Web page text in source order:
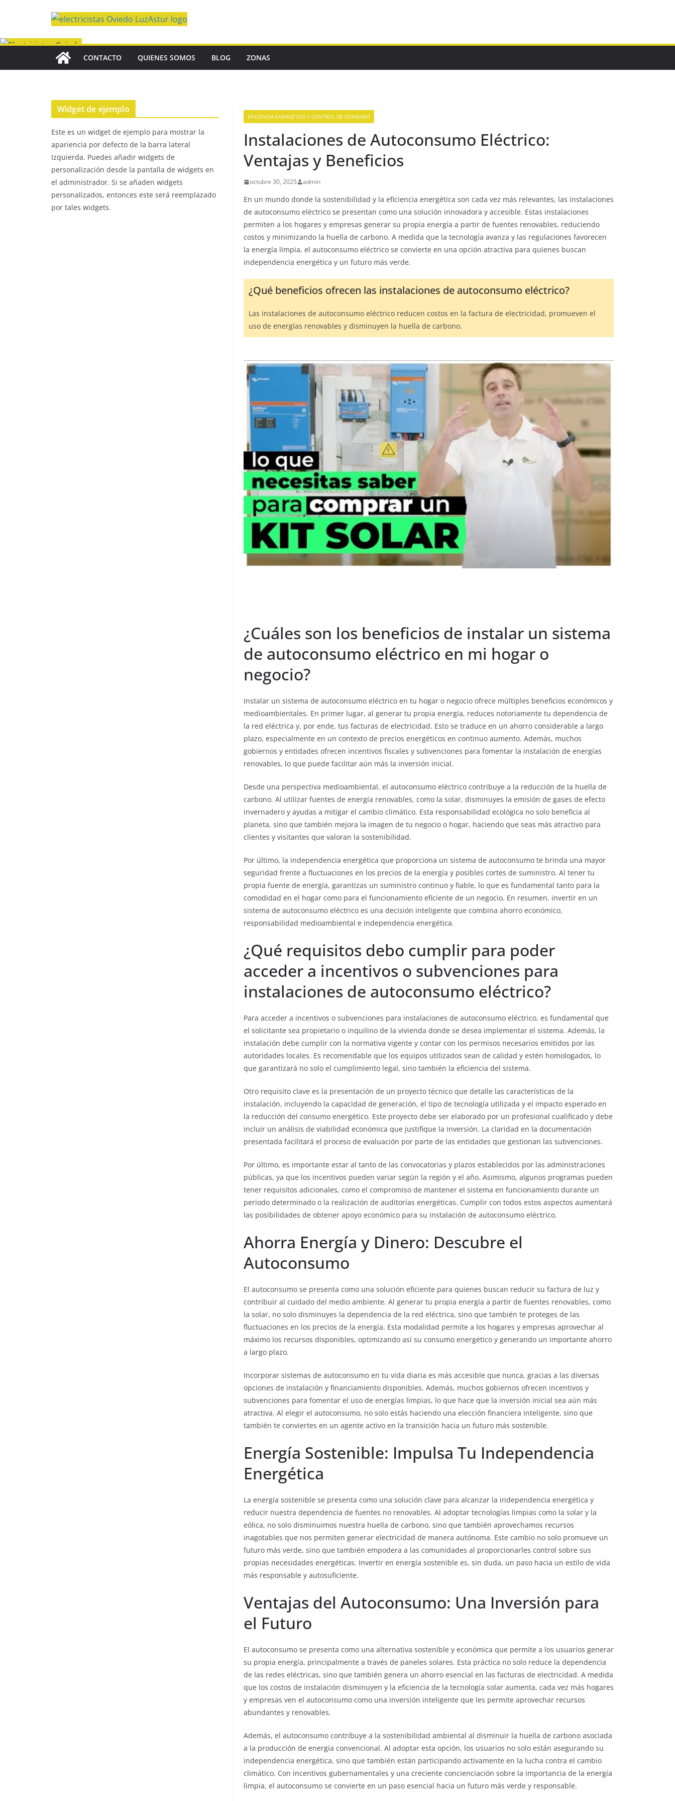
CONTACTO QUIENES SOMOS BLOG ZONAS
EFICIENCIA ENERGÉTICA Y CONTROL DE CONSUMO
Instalaciones de Autoconsumo Eléctrico:
Ventajas y Beneficios
octubre 30, 2025 admin
En un mundo donde la sostenibilidad y la eficiencia energética son cada vez más relevantes, las instalaciones
de autoconsumo eléctrico se presentan como una solución innovadora y accesible. Estas instalaciones
permiten a los hogares y empresas generar su propia energía a partir de fuentes renovables, reduciendo
costos y minimizando la huella de carbono. A medida que la tecnología avanza y las regulaciones favorecen
la energía limpia, el autoconsumo eléctrico se convierte en una opción atractiva para quienes buscan
independencia energética y un futuro más verde.
¿Qué beneficios ofrecen las instalaciones de autoconsumo eléctrico?
Las instalaciones de autoconsumo eléctrico reducen costos en la factura de electricidad, promueven el
uso de energías renovables y disminuyen la huella de carbono.
¿Cuáles son los beneficios de instalar un sistema
de autoconsumo eléctrico en mi hogar o
negocio?
Instalar un sistema de autoconsumo eléctrico en tu hogar o negocio ofrece múltiples beneficios económicos y
medioambientales. En primer lugar, al generar tu propia energía, reduces notoriamente tu dependencia de
la red eléctrica y, por ende, tus facturas de electricidad. Esto se traduce en un ahorro considerable a largo
plazo, especialmente en un contexto de precios energéticos en continuo aumento. Además, muchos
gobiernos y entidades ofrecen incentivos fiscales y subvenciones para fomentar la instalación de energías
renovables, lo que puede facilitar aún más la inversión inicial.
Desde una perspectiva medioambiental, el autoconsumo eléctrico contribuye a la reducción de la huella de
carbono. Al utilizar fuentes de energía renovables, como la solar, disminuyes la emisión de gases de efecto
invernadero y ayudas a mitigar el cambio climático. Esta responsabilidad ecológica no solo beneficia al
planeta, sino que también mejora la imagen de tu negocio o hogar, haciendo que seas más atractivo para
clientes y visitantes que valoran la sostenibilidad.
Por último, la independencia energética que proporciona un sistema de autoconsumo te brinda una mayor
seguridad frente a fluctuaciones en los precios de la energía y posibles cortes de suministro. Al tener tu
propia fuente de energía, garantizas un suministro continuo y fiable, lo que es fundamental tanto para la
comodidad en el hogar como para el funcionamiento eficiente de un negocio. En resumen, invertir en un
sistema de autoconsumo eléctrico es una decisión inteligente que combina ahorro económico,
responsabilidad medioambiental e independencia energética.
¿Qué requisitos debo cumplir para poder
acceder a incentivos o subvenciones para
instalaciones de autoconsumo eléctrico?
Para acceder a incentivos o subvenciones para instalaciones de autoconsumo eléctrico, es fundamental que
el solicitante sea propietario o inquilino de la vivienda donde se desea implementar el sistema. Además, la
instalación debe cumplir con la normativa vigente y contar con los permisos necesarios emitidos por las
autoridades locales. Es recomendable que los equipos utilizados sean de calidad y estén homologados, lo
que garantizará no solo el cumplimiento legal, sino también la eficiencia del sistema.
Otro requisito clave es la presentación de un proyecto técnico que detalle las características de la
instalación, incluyendo la capacidad de generación, el tipo de tecnología utilizada y el impacto esperado en
la reducción del consumo energético. Este proyecto debe ser elaborado por un profesional cualificado y debe
incluir un análisis de viabilidad económica que justifique la inversión. La claridad en la documentación
presentada facilitará el proceso de evaluación por parte de las entidades que gestionan las subvenciones.
Por último, es importante estar al tanto de las convocatorias y plazos establecidos por las administraciones
públicas, ya que los incentivos pueden variar según la región y el año. Asimismo, algunos programas pueden
tener requisitos adicionales, como el compromiso de mantener el sistema en funcionamiento durante un
periodo determinado o la realización de auditorías energéticas. Cumplir con todos estos aspectos aumentará
las posibilidades de obtener apoyo económico para su instalación de autoconsumo eléctrico.
Ahorra Energía y Dinero: Descubre el
Autoconsumo
El autoconsumo se presenta como una solución eficiente para quienes buscan reducir su factura de luz y
contribuir al cuidado del medio ambiente. Al generar tu propia energía a partir de fuentes renovables, como
la solar, no solo disminuyes la dependencia de la red eléctrica, sino que también te proteges de las
fluctuaciones en los precios de la energía. Esta modalidad permite a los hogares y empresas aprovechar al
máximo los recursos disponibles, optimizando así su consumo energético y generando un importante ahorro
a largo plazo.
Incorporar sistemas de autoconsumo en tu vida diaria es más accesible que nunca, gracias a las diversas
opciones de instalación y financiamiento disponibles. Además, muchos gobiernos ofrecen incentivos y
subvenciones para fomentar el uso de energías limpias, lo que hace que la inversión inicial sea aún más
atractiva. Al elegir el autoconsumo, no solo estás haciendo una elección financiera inteligente, sino que
también te conviertes en un agente activo en la transición hacia un futuro más sostenible.
Energía Sostenible: Impulsa Tu Independencia
Energética
La energía sostenible se presenta como una solución clave para alcanzar la independencia energética y
reducir nuestra dependencia de fuentes no renovables. Al adoptar tecnologías limpias como la solar y la
eólica, no solo disminuimos nuestra huella de carbono, sino que también aprovechamos recursos
inagotables que nos permiten generar electricidad de manera autónoma. Este cambio no solo promueve un
futuro más verde, sino que también empodera a las comunidades al proporcionarles control sobre sus
propias necesidades energéticas. Invertir en energía sostenible es, sin duda, un paso hacia un estilo de vida
más responsable y autosuficiente.
Ventajas del Autoconsumo: Una Inversión para
el Futuro
El autoconsumo se presenta como una alternativa sostenible y económica que permite a los usuarios generar
su propia energía, principalmente a través de paneles solares. Esta práctica no solo reduce la dependencia
de las redes eléctricas, sino que también genera un ahorro esencial en las facturas de electricidad. A medida
que los costos de instalación disminuyen y la eficiencia de la tecnología solar aumenta, cada vez más hogares
y empresas ven el autoconsumo como una inversión inteligente que les permite aprovechar recursos
abundantes y renovables.
Además, el autoconsumo contribuye a la sostenibilidad ambiental al disminuir la huella de carbono asociada
a la producción de energía convencional. Al adoptar esta opción, los usuarios no solo están asegurando su
independencia energética, sino que también están participando activamente en la lucha contra el cambio
climático. Con incentivos gubernamentales y una creciente concienciación sobre la importancia de la energía
limpia, el autoconsumo se convierte en un paso esencial hacia un futuro más verde y responsable.
Widget de ejemplo
Este es un widget de ejemplo para mostrar la
apariencia por defecto de la barra lateral
Izquierda. Puedes añadir widgets de
personalización desde la pantalla de widgets en
el administrador. Si se añaden widgets
personalizados, entonces este será reemplazado
por tales widgets.